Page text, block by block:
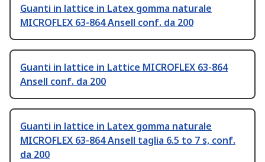
Guanti in lattice in Latex gomma naturale
MICROFLEX 63-864 Ansell conf. da 200
Guanti in lattice in Lattice MICROFLEX 63-864
Ansell conf. da 200
Guanti in lattice in Latex gomma naturale
MICROFLEX 63-864 Ansell taglia 6.5 to 7 s, conf.
da 200